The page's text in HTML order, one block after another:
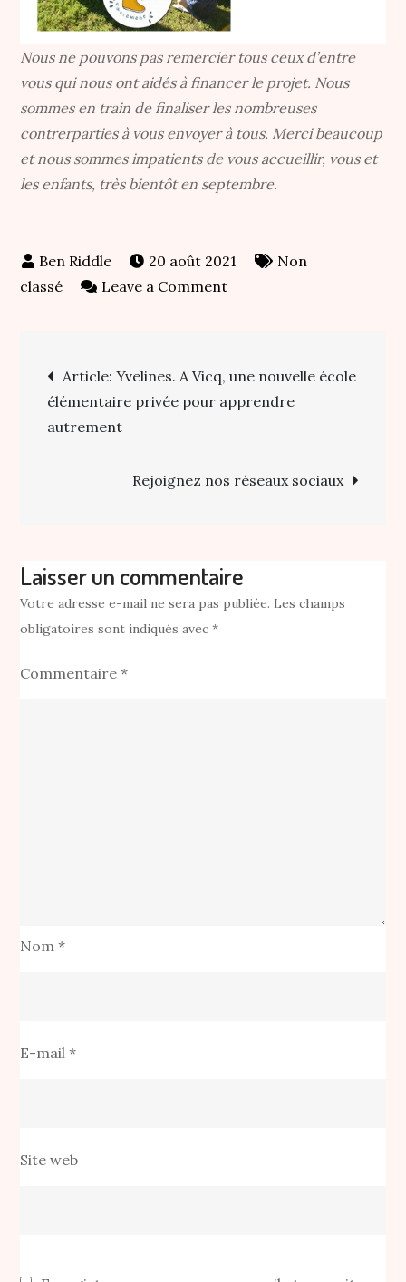
Nous ne pouvons pas remercier tous ceux d’entre
vous qui nous ont aidés à financer le projet. Nous
sommes en train de finaliser les nombreuses
contrerparties à vous envoyer à tous. Merci beaucoup
et nous sommes impatients de vous accueillir, vous et
les enfants, très bientôt en septembre.
20 août 2021
Non
classé
Leave a Commenton
:
Merci
Navigation
de
l’article
Article: Yvelines. A Vicq, une nouvelle école
élémentaire privée pour apprendre
autrement
Rejoignez nos réseaux sociaux
Laisser un commentaire
Votre adresse e-mail ne sera pas publiée. Les champs
obligatoires sont indiqués avec*
Commentaire*
Nom*
E-mail*
Site web